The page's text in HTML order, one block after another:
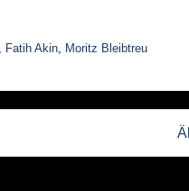
Fatih Akin, Moritz Bleibtreu